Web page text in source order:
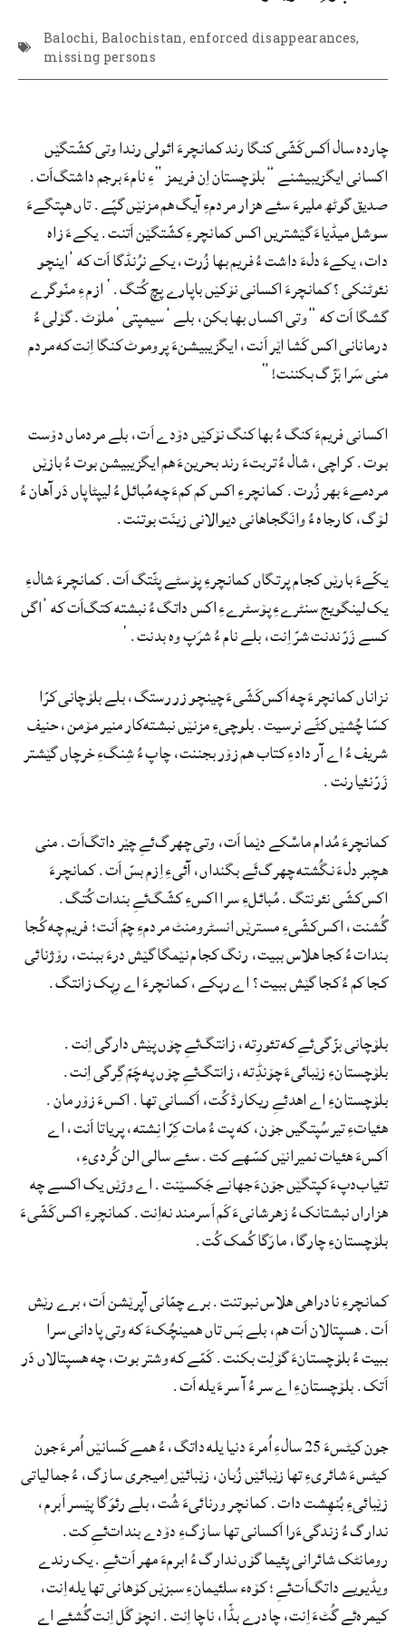
Balochi,Balochistan, enforced disappearances,
missing persons
چارده سال اَکس‌کَشّی کنگا رند کمانچرءَ ائولی رندا وتی کشّتگێں
اکسانی ایگزیبیشنے ”بلۆچستان اِن فریمز“ءِ نامءَ برجم داشتگ‌اَت.
صدیق گوٹھ ملیرءَ سئے هزار مردمءِ آیگ هم مزنێں گپّے. تاں هپتگےءَ
سوشل میڈیاءَ گێشتریں اکس کمانچرءِ کشّتگێن اَتنت. یکےءَ زاه
دات، یکےءَ دلءَ داشت ءُ فریم بها زُرت، یکے نرُنڈگا اَت که ’اینچو
نئوٹنکی؟ کمانچرءَ اکسانی نۆکێں باپارے پچ کُتگ.‘ ازم ءِ منّوگرے
گشگا اَت که ”وتی اکساں بها بکن، بلے ’سیمپتی‘ ملۆٹ. گۆلی ءُ
درمانانی اکس کَشا اێر اَنت، ایگزیبیشنءَ پروموٹ کنگا اِنت که مردم
منی سَرا بَزّگ بکننت!“
اکسانی فریمءَ کنگ ءُ بھا کنگ نۆکێں دۆدے اَت، بلے مردماں دۆست
بوت. کراچی، شال ءُ تربتءَ رند بحرینءَ هم ایگزیبیشن بوت ءُ بازێں
مردمےءَ بهر زُرت. کمانچرءِ اکس کم کمءَ چه مُبائل ءُ لیپٹاپاں دَر آهان ءُ
لۆگ، کارجاه ءُ وانَگجاهانی دیوالانی زینَت بوتنت.
یکّےءَ بارێں کجام پرتگاں کمانچرءِ پۆسٹے پٹّتگ اَت. کمانچرءَ شالءِ
یک لینگویج سنٹرےءِ پۆسٹرےءِ اکس داتگ ءُ نبشته کتگ‌اَت که ’اگں
کسے زَرّ ندنت شرّ اِنت، بلے نام ءُ شرَپ وہ بدنت.‘
نزاناں کمانچرءَ چه اَکس‌کَشّیءَ چینچو زر رستگ، بلے بلۆچانی کرّا
کسّا چُشێں کٹّے نرسیت. بلوچیءِ مزنێں نبشته‌‌کار منیر مۆمن، حنیف
شریف ءُ اے آر دادءِ کتاب ھم زۆر بجننت، چاپ ءُ شِنگءِ خرچاں گێشتر
زَرّ نئیارنت.
کمانچرءَ مُدام ماسْکے دێما اَت، وتی چهرگ‌ئےِ چێر داتگ‌اَت. منی
هچبر دلءَ نگُشته چهرگ‌ئَے بگنداں، آئیءِ اِزم بسّ اَت. کمانچرءَ
اکس‌کشّی نئونتگ. مُبائلءِ سرا اکسءِ کشّگ‌ئےِ بندات کُتگ.
گُشنت، اکس‌کشّیءِ مسترێں انسٹرومنٹ مردمءِ چمّ اَنت؛ فریم چه کُجا
بندات ءُ کجا هلاس ببیت، رنگ کجام نێمگا گێش درءَ ببنت، رۆژنائی
کجا کم ءُ کجا گێش ببیت؟ اے رپکے، کمانچرءَ اے رِپک زانتگ.
بلۆچانی بزّگی‌ئےِ که تئورِته، زانتگ‌ئےِ چۆں پێش دارگی اِنت.
بلۆچستانءِ زێبائیءَ چۆنڈِته، زانتگ‌ئےِ چۆں په چَمّ گِرگی اِنت.
بلۆچستانءِ اے اهدئےِ ریکارڈ کُت، اَکسانی تها. اکسءَ زۆر مان.
ھئیاتءِ تیرسُپتگیں جۆن، که پت ءُ مات کِرّا نِشته، پریاتا اَنت، اے
اَکسءَ هئیات نمیرانێں کسّهے کت. سئے سالی الن کُردیءِ،
تئیاب‌دپءَ کپتگێں جۆنءَ جهانے جَکسێنت. اے وڑێں یک اکسے چه
هزاراں نبشتانک ءُ زهرشانیءَ کَم اَسرمند نه‌اِنت. کمانچرءِ اکس‌کَشّیءَ
بلۆچستانءِ چارگا، مارَگا کُمک کُت.
کمانچرءِ نادراهی هلاس نبوتنت. برے چمّانی آپرێشن اَت، برے رێش
اَت. هسپتالان اَت هم، بلے بَس تاں همینچُکءَ که وتی پادانی سرا
ببیت ءُ بلۆچستانءَ گۆلِت بکنت. کَمّے که وشتر بوت، چه هسپتالاں دَر
اَتک. بلۆچستانءِ اے سر ءُ آ سرءَ یله اَت.
جون کیٹسءَ 25 سالءِ اُمرءَ دنیا یله داتگ، ءُ همے کَسانێں اُمرءَ جون
کیٹسءَ شائریءِ تھا زێبائێں زُبان، زێبائێں اِمیجری سازگ، ءُ جمالیاتی
زێبائیءِ بُنهِشت دات. کمانچر ورنائیءَ شُت، بلے رئوَگا پێسر اَبرم،
ندارگ ءُ زندگیءَرا اَکسانی تها سازگءِ دۆدے بندات‌ئےِ کت.
رومانٹک شائرانی پئیما گۆں ندارگ ءُ ابرمءَ مهر اَت‌ئےِ. یک رندے
ویڈیویے داتگ‌اَت‌ئےِ؛ کۆهء سلئیمانءِ سبزێں کۆهانی تھا یله اِنت،
کیمرہ‌ئےِ گُٹءَ اِنت، چادرے بڈّا، ناچا اِنت. انچۆ گَل اِنت گُشئے اے